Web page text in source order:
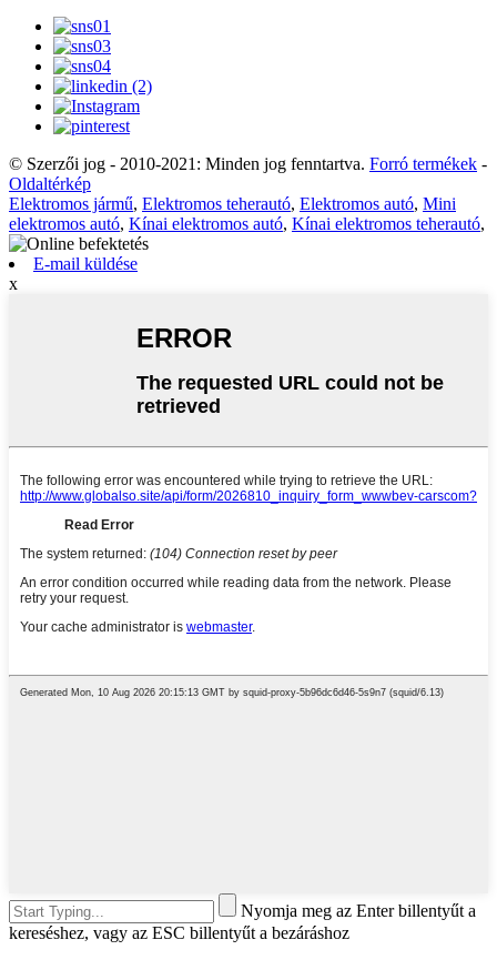
© Szerzői jog - 2010-2021: Minden jog fenntartva. Forró termékek -
Oldaltérkép
Elektromos jármű, Elektromos teherautó, Elektromos autó, Mini
elektromos autó, Kínai elektromos autó, Kínai elektromos teherautó,
E-mail küldése
x
Nyomja meg az Enter billentyűt a
kereséshez, vagy az ESC billentyűt a bezáráshoz